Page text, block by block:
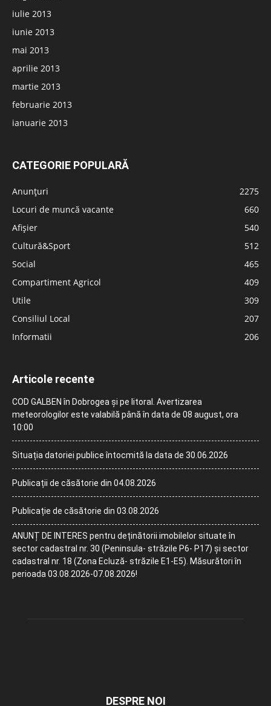
iulie 2013
iunie 2013
mai 2013
aprilie 2013
martie 2013
februarie 2013
ianuarie 2013
CATEGORIE POPULARĂ
Anunțuri
2275
Locuri de muncă vacante
660
Afișier
540
Cultură&Sport
512
Social
465
Compartiment Agricol
409
Utile
309
Consiliul Local
207
Informatii
206
Articole recente
COD GALBEN în Dobrogea și pe litoral. Avertizarea
meteorologilor este valabilă până în data de 08 august, ora
10:00
Situația datoriei publice întocmită la data de 30.06.2026
Publicații de căsătorie din 04.08.2026
Publicație de căsătorie din 03.08.2026
ANUNȚ DE INTERES pentru deținătorii imobilelor situate în
sector cadastral nr. 30 (Peninsula- străzile P6- P17) și sector
cadastral nr. 18 (Zona Ecluză- străzile E1-E5). Măsurători în
perioada 03.08.2026-07.08.2026!
DESPRE NOI